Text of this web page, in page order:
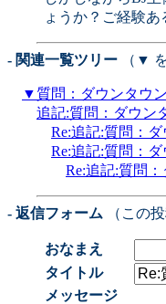
ょうか？ご経験あ
- 関連一覧ツリー （▼
▼ 質問：ダウンタウ
追記:質問：ダウン
Re:追記:質問：
Re:追記:質問：
Re:追記:質問
- 返信フォーム （この
おなまえ
タイトル
メッセージ